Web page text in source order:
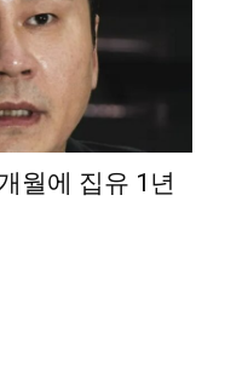
월에 집유 1년